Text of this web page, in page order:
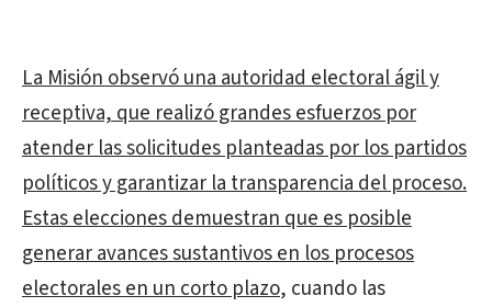
La Misión observó una autoridad electoral ágil y
receptiva, que realizó grandes esfuerzos por
atender las solicitudes planteadas por los partidos
políticos y garantizar la transparencia del proceso.
Estas elecciones demuestran que es posible
generar avances sustantivos en los procesos
electorales en un corto plazo, cuando las